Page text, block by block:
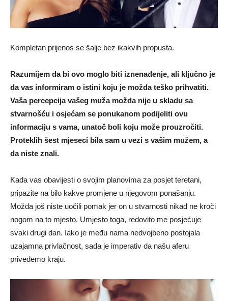
Kompletan prijenos se šalje bez ikakvih propusta.
Razumijem da bi ovo moglo biti iznenađenje, ali ključno je
da vas informiram o istini koju je možda teško prihvatiti.
Vaša percepcija vašeg muža možda nije u skladu sa
stvarnošću i osjećam se ponukanom podijeliti ovu
informaciju s vama, unatoč boli koju može prouzročiti.
Proteklih šest mjeseci bila sam u vezi s vašim mužem, a
da niste znali.
Kada vas obavijesti o svojim planovima za posjet teretani,
pripazite na bilo kakve promjene u njegovom ponašanju.
Možda još niste uočili pomak jer on u stvarnosti nikad ne kroči
nogom na to mjesto. Umjesto toga, redovito me posjećuje
svaki drugi dan. Iako je među nama nedvojbeno postojala
uzajamna privlačnost, sada je imperativ da našu aferu
privedemo kraju.